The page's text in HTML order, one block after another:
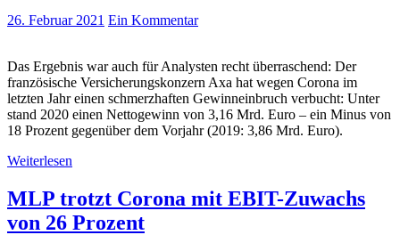
26. Februar 2021 Ein Kommentar
Das Ergebnis war auch für Analysten recht überraschend: Der
französische Versicherungskonzern Axa hat wegen Corona im
letzten Jahr einen schmerzhaften Gewinneinbruch verbucht: Unter
stand 2020 einen Nettogewinn von 3,16 Mrd. Euro – ein Minus von
18 Prozent gegenüber dem Vorjahr (2019: 3,86 Mrd. Euro).
Weiterlesen
MLP trotzt Corona mit EBIT-Zuwachs
von 26 Prozent